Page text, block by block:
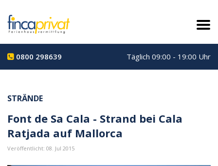
0800 298639 Täglich 09:00 - 19:00 Uhr
STRÄNDE
Font de Sa Cala - Strand bei Cala
Ratjada auf Mallorca
Veröffentlicht: 08. Jul 2015